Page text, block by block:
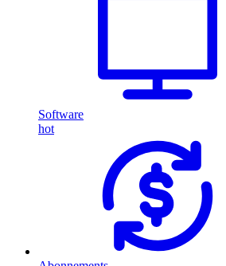
Software
hot